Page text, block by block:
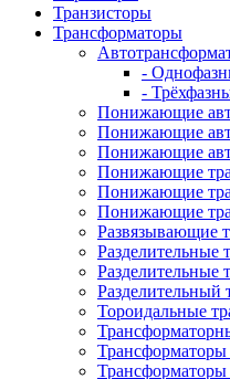
Транзисторы
Трансформаторы
-
-
Понижающие
Понижающие
Понижающие
Понижающие
Понижающие
Понижающие
Развязывающие
Разделительные
Разделительный
Тороидальные